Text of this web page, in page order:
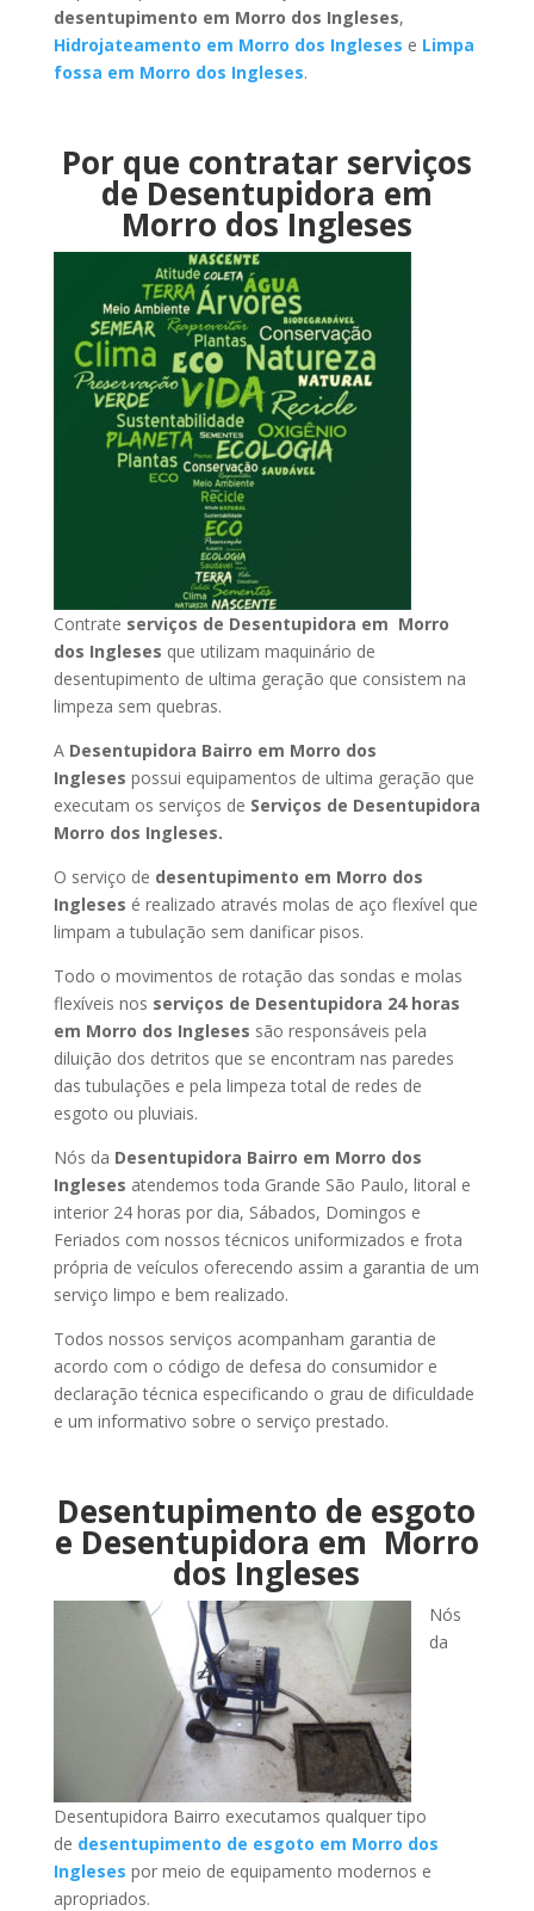
desentupimento em Morro dos Ingleses,
Hidrojateamento em Morro dos Ingleses e Limpa
fossa em Morro dos Ingleses.
Por que contratar serviços
de Desentupidora em
Morro dos Ingleses
Contrate serviços de Desentupidora em Morro
dos Ingleses que utilizam maquinário de
desentupimento de ultima geração que consistem na
limpeza sem quebras.
A Desentupidora Bairro em Morro dos
Ingleses possui equipamentos de ultima geração que
executam os serviços de Serviços de Desentupidora
Morro dos Ingleses.
O serviço de desentupimento em Morro dos
Ingleses é realizado através molas de aço flexível que
limpam a tubulação sem danificar pisos.
Todo o movimentos de rotação das sondas e molas
flexíveis nos serviços de Desentupidora 24 horas
em Morro dos Ingleses são responsáveis pela
diluição dos detritos que se encontram nas paredes
das tubulações e pela limpeza total de redes de
esgoto ou pluviais.
Nós da Desentupidora Bairro em Morro dos
Ingleses atendemos toda Grande São Paulo, litoral e
interior 24 horas por dia, Sábados, Domingos e
Feriados com nossos técnicos uniformizados e frota
própria de veículos oferecendo assim a garantia de um
serviço limpo e bem realizado.
Todos nossos serviços acompanham garantia de
acordo com o código de defesa do consumidor e
declaração técnica especificando o grau de dificuldade
e um informativo sobre o serviço prestado.
Desentupimento de esgoto
e Desentupidora em Morro
dos Ingleses
Nós
da
Desentupidora Bairro executamos qualquer tipo
de desentupimento de esgoto em Morro dos
Ingleses por meio de equipamento modernos e
apropriados.